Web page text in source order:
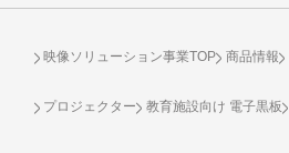
映像ソリューション事業TOP 商品情報
プロジェクター 教育施設向け 電子黒板